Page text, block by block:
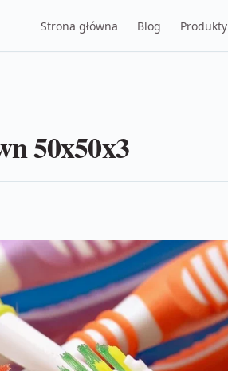
Strona główna Blog Produkty
50x50x3